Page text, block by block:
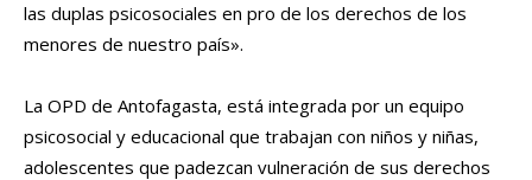
las duplas psicosociales en pro de los derechos de los
menores de nuestro país».
La OPD de Antofagasta, está integrada por un equipo
psicosocial y educacional que trabajan con niños y niñas,
adolescentes que padezcan vulneración de sus derechos